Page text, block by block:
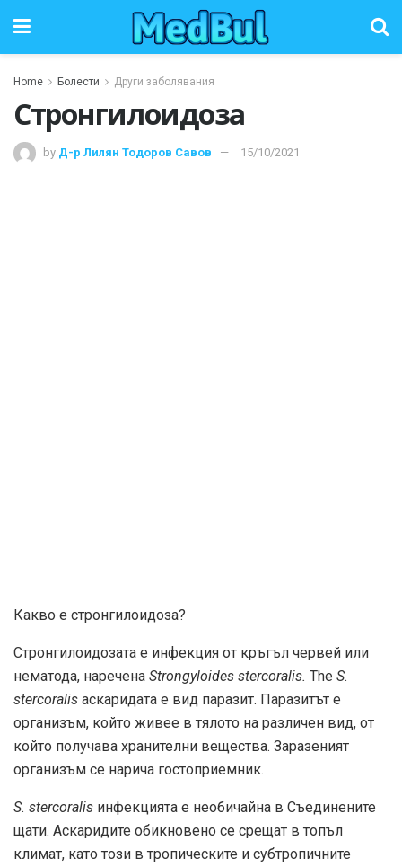
Home Болести Други заболявания
Стронгилоидоза
by Д-р Лилян Тодоров Савов 15/10/2021
Какво е стронгилоидоза?
Стронгилоидозата е инфекция от кръгъл червей или
нематода, наречена Strongyloides stercoralis. The S.
stercoralis аскаридата е вид паразит. Паразитът е
организъм, който живее в тялото на различен вид, от
който получава хранителни вещества. Заразеният
организъм се нарича гостоприемник.
S. stercoralis инфекцията е необичайна в Съединените
щати. Аскаридите обикновено се срещат в топъл
климат, като този в тропическите и субтропичните